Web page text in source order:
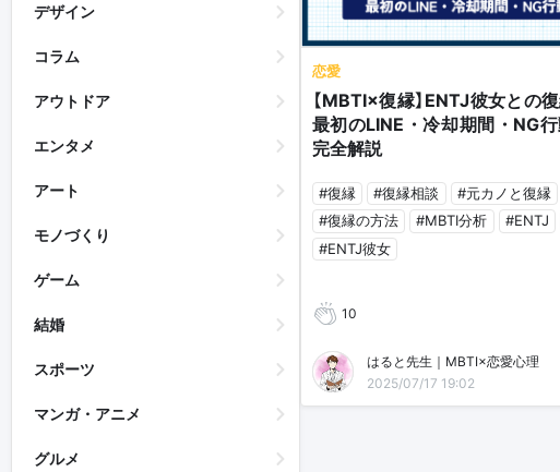
デザイン
コラム
アウトドア
エンタメ
アート
モノづくり
ゲーム
結婚
スポーツ
マンガ・アニメ
グルメ
恋愛
【MBTI×復縁】ENTJ彼女との
最初のLINE・冷却期間・NG
完全解説
#復縁 #復縁相談 #元カノと復縁
#復縁の方法
#MBTI分析 #ENTJ
#ENTJ彼女
10
はると先生｜MBTI×恋愛心理
2025/07/17 19:02